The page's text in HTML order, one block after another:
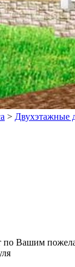
> Двухэтажные
по Вашим